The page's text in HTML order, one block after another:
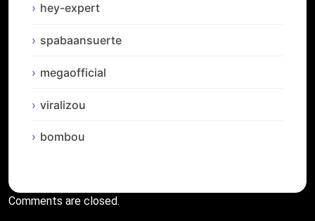
hey-expert
spabaansuerte
megaofficial
viralizou
bombou
Comments are closed.